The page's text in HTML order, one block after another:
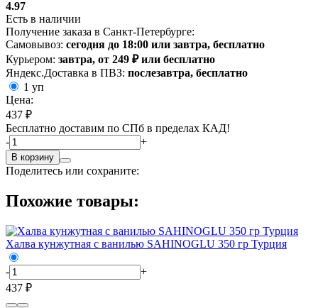
4.97
Есть в наличии
Получение заказа в Санкт-Петербурге:
Самовывоз: сегодня до 18:00 или завтра, бесплатно
Курьером: завтра, от 249 ₽ или бесплатно
Яндекс.Доставка в ПВЗ: послезавтра, бесплатно
1 уп
Цена:
437 ₽
Бесплатно доставим по СПб в пределах КАД!
-
+
В корзину
Поделитесь или сохраните:
Похожие товары:
Халва кунжутная с ванилью SAHINOGLU 350 гр Турция
-
+
437 ₽